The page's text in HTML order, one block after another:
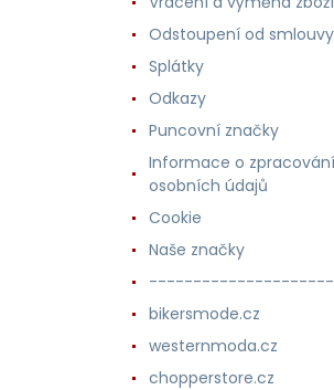
Odstoupení od smlouvy
Splátky
Odkazy
Puncovní značky
Informace o zpracování
osobních údajů
Cookie
Naše značky
bikersmode.cz
westernmoda.cz
chopperstore.cz